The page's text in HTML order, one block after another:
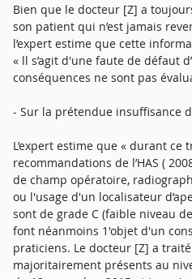
Bien que le docteur [Z] a
son patient qui n’est jamais
l’expert estime que cette
« ll s’agit d'une faute de défaut
conséquences ne sont pas
- Sur la prétendue insuffisance
L’expert estime que « durant ce
recommandations de l’HAS (
de champ opératoire,
ou l'usage d'un localisateur
sont de grade C (faible niveau
font néanmoins 1'objet d'un
praticiens. Le docteur [Z] a
majoritairement présents au